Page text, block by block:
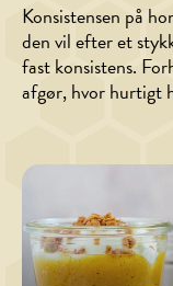
Konsistensen på
den vil efter et
fast konsistens.
afgør, hvor hurtigt